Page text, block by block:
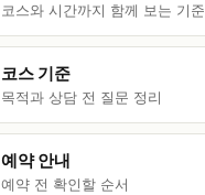
코스와 시간까지 함께 보는 기준
코스 기준
목적과 상담 전 질문 정리
예약 안내
예약 전 확인할 순서